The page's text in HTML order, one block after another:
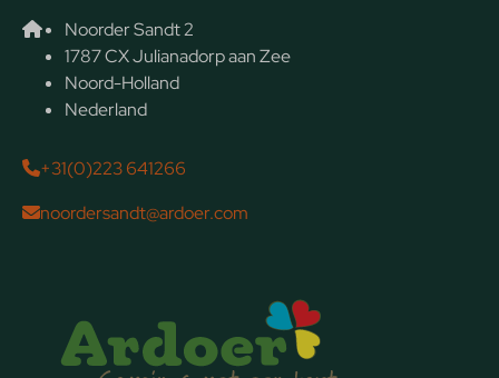
Noorder Sandt 2
1787 CX Julianadorp aan Zee
Noord-Holland
Nederland
+31(0)223 641266
noordersandt@ardoer.com